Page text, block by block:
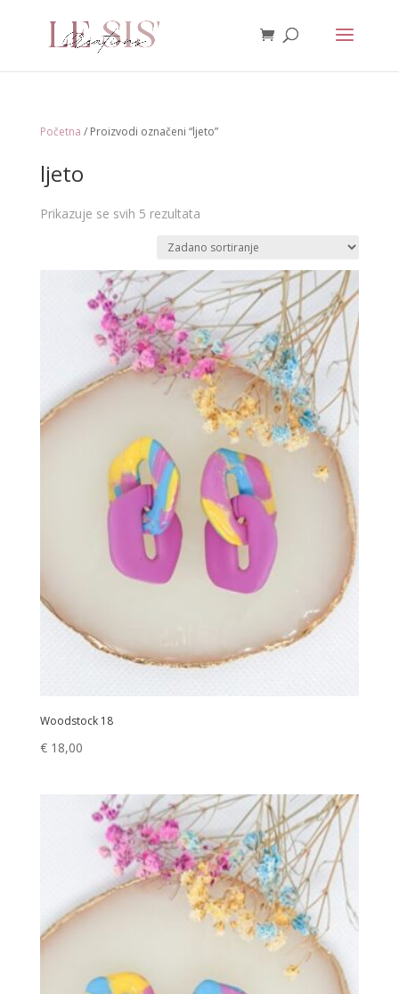
Početna / Proizvodi označeni “ljeto”
ljeto
Prikazuje se svih 5 rezultata
Woodstock 18
€18,00